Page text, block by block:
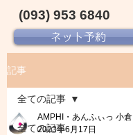
ネット予約
(093) 953 6840‬
記事
全ての記事
全ての記事
AMPHI・あんふぃっ 小倉
2023年6月17日